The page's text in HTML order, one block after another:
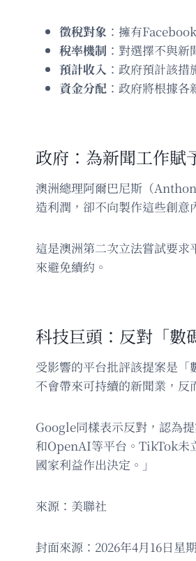
徵稅對象 ：擁有
稅率機制 ：對選擇不與
預計收入 ：政府預計該
資金分配 ：政府將根據
政府：為新聞工作賦
澳洲總理阿爾巴尼斯（
造利潤，卻不向製作這些創意
這是澳洲第二次立法嘗試要
來避免續約。
科技巨頭：反對「數
受影響的平台批評該提案是
不會帶來可持續的新聞業，反
Google同樣表示反對，認為
和OpenAI等平台。TikTok未
國家利益作出決定。」
來源：美聯社
封面來源：2026年4月16日星